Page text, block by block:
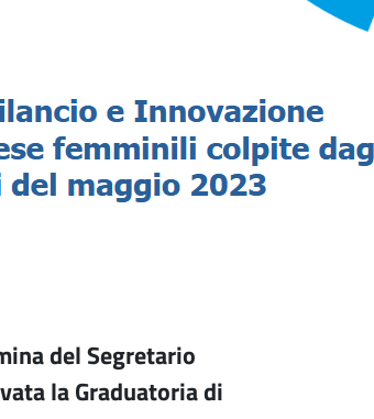
del Segretario
la Graduatoria di